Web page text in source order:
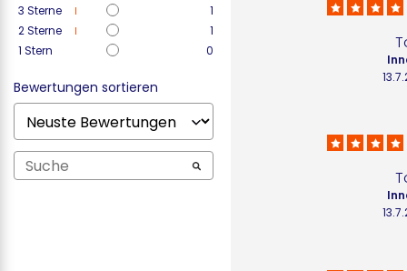
3 Sterne
1
2Sterne
1
1 Stern 0
Bewertungen sortieren